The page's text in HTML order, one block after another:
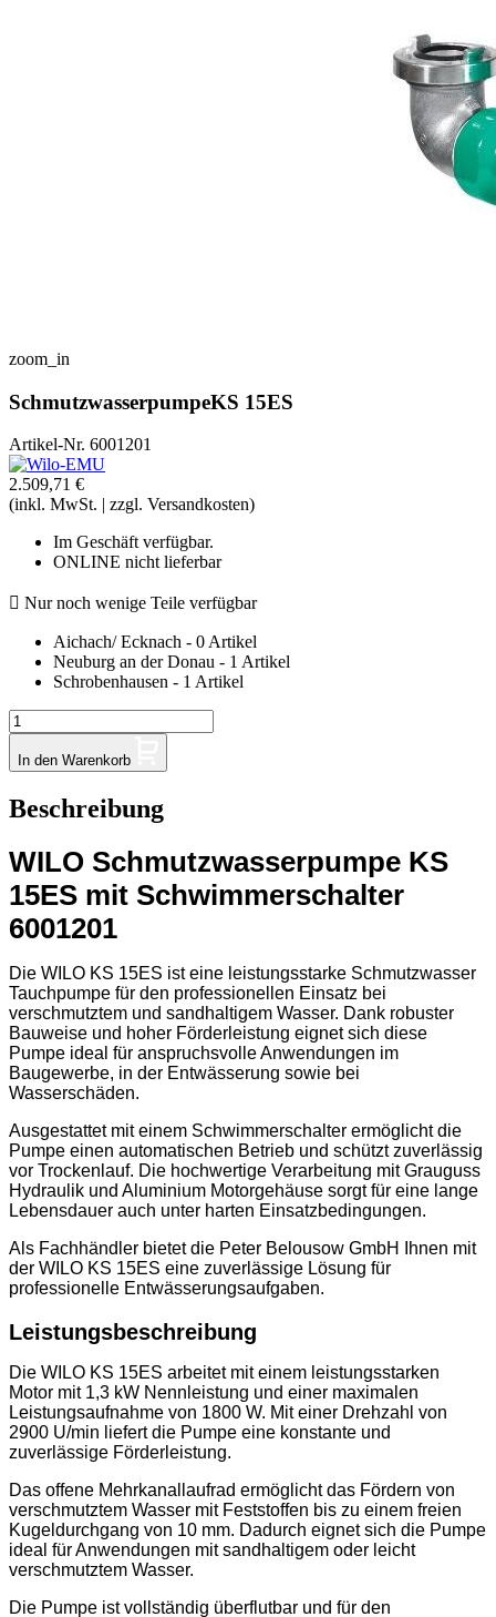
zoom_in
SchmutzwasserpumpeKS 15ES
Artikel-Nr. 6001201
2.509,71 €
(inkl. MwSt. | zzgl. Versandkosten)
Im Geschäft verfügbar.
ONLINE nicht lieferbar
 Nur noch wenige Teile verfügbar
Aichach/ Ecknach - 0 Artikel
Neuburg an der Donau - 1 Artikel
Schrobenhausen - 1 Artikel
In den Warenkorb
Beschreibung
WILO Schmutzwasserpumpe KS
15ES mit Schwimmerschalter
6001201
Die WILO KS 15ES ist eine leistungsstarke Schmutzwasser
Tauchpumpe für den professionellen Einsatz bei
verschmutztem und sandhaltigem Wasser. Dank robuster
Bauweise und hoher Förderleistung eignet sich diese
Pumpe ideal für anspruchsvolle Anwendungen im
Baugewerbe, in der Entwässerung sowie bei
Wasserschäden.
Ausgestattet mit einem Schwimmerschalter ermöglicht die
Pumpe einen automatischen Betrieb und schützt zuverlässig
vor Trockenlauf. Die hochwertige Verarbeitung mit Grauguss
Hydraulik und Aluminium Motorgehäuse sorgt für eine lange
Lebensdauer auch unter harten Einsatzbedingungen.
Als Fachhändler bietet die Peter Belousow GmbH Ihnen mit
der WILO KS 15ES eine zuverlässige Lösung für
professionelle Entwässerungsaufgaben.
Leistungsbeschreibung
Die WILO KS 15ES arbeitet mit einem leistungsstarken
Motor mit 1,3 kW Nennleistung und einer maximalen
Leistungsaufnahme von 1800 W. Mit einer Drehzahl von
2900 U/min liefert die Pumpe eine konstante und
zuverlässige Förderleistung.
Das offene Mehrkanallaufrad ermöglicht das Fördern von
verschmutztem Wasser mit Feststoffen bis zu einem freien
Kugeldurchgang von 10 mm. Dadurch eignet sich die Pumpe
ideal für Anwendungen mit sandhaltigem oder leicht
verschmutztem Wasser.
Die Pumpe ist vollständig überflutbar und für den